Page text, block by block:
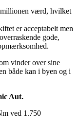
millionen værd, hvilket
er acceptabelt men
gode,
vinder over sine
både kan i byen og i
Aut.
ved 1.750